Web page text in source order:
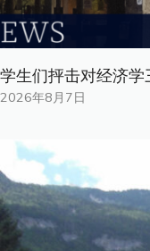
学生们抨击对经济学
2026年8月7日